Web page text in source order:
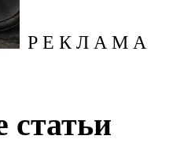
Р Е К Л А М А